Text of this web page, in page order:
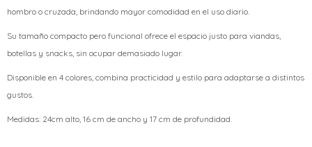
hombro o cruzada, brindando mayor comodidad en el uso diario.
Su tamaño compacto pero funcional ofrece el espacio justo para viandas,
botellas y snacks, sin ocupar demasiado lugar.
Disponible en 4 colores, combina practicidad y estilo para adaptarse a distintos
gustos.
Medidas: 24cm alto, 16 cm de ancho y 17 cm de profundidad.